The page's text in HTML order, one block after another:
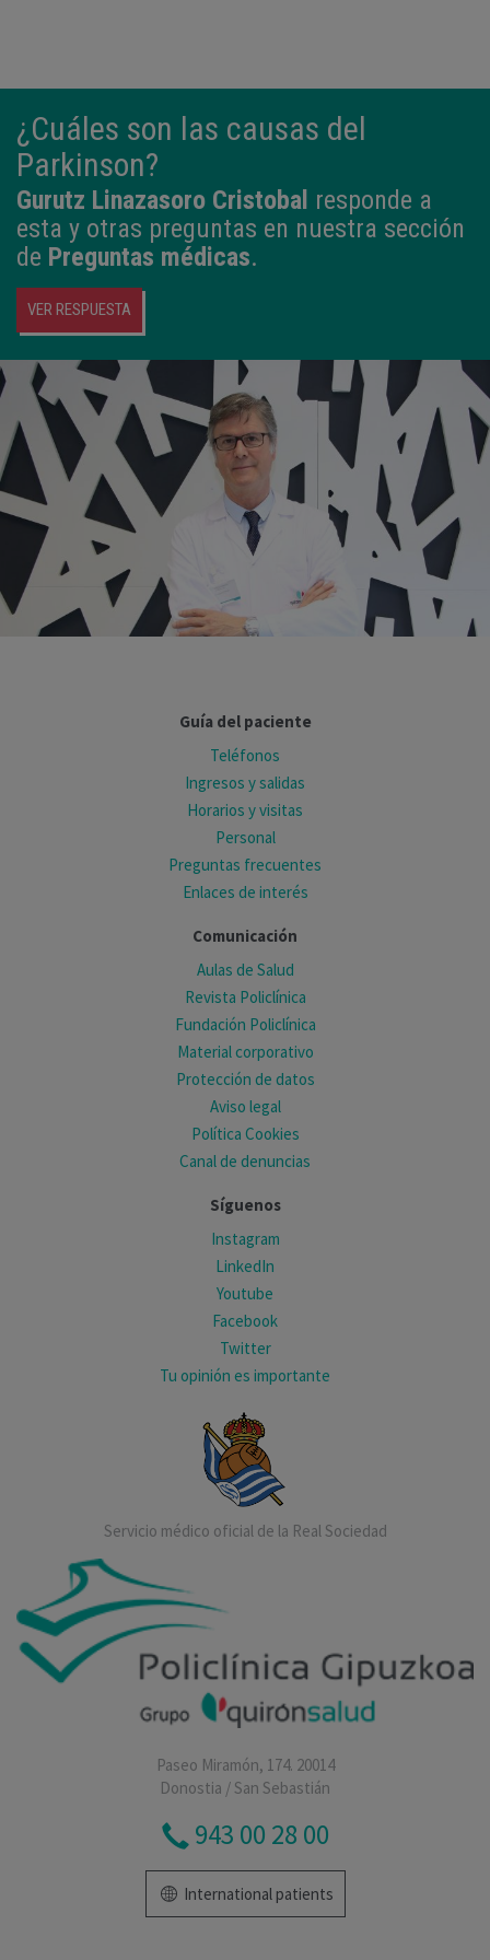
¿Cuáles son las causas del
Parkinson?
Gurutz Linazasoro Cristobal responde a
esta y otras preguntas en nuestra sección
de Preguntas médicas.
VER RESPUESTA
Guía del paciente
Teléfonos
Ingresos y salidas
Horarios y visitas
Personal
Preguntas frecuentes
Enlaces de interés
Comunicación
Aulas de Salud
Revista Policlínica
Fundación Policlínica
Material corporativo
Protección de datos
Aviso legal
Política Cookies
Canal de denuncias
Síguenos
Instagram
LinkedIn
Youtube
Facebook
Twitter
Tu opinión es importante
Servicio médico oficial de la Real Sociedad
Paseo Miramón, 174. 20014
Donostia / San Sebastián
943 00 28 00
International patients